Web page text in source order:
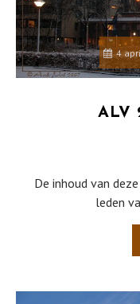
4
ALV
De inhoud van
leden